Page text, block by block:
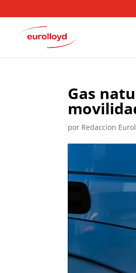
Gas
por Redaccion